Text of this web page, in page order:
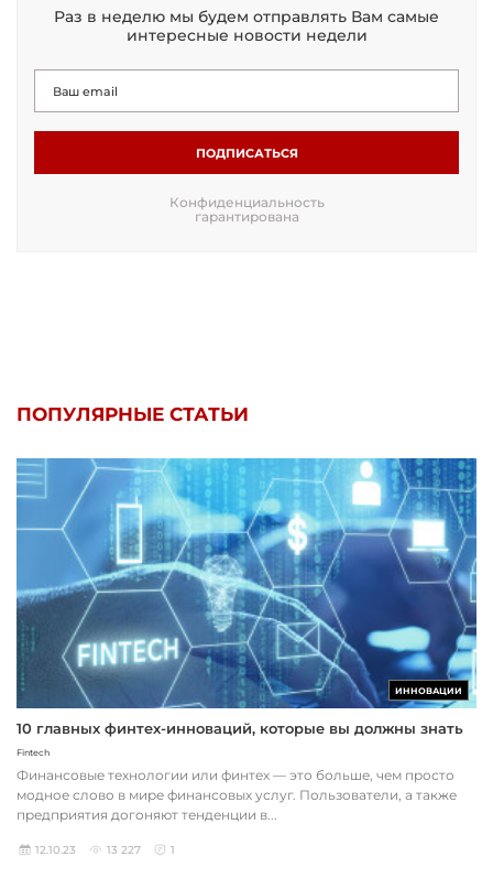
Раз в неделю мы будем отправлять Вам самые
интересные новости недели
ПОДПИСАТЬСЯ
Конфиденциальность
гарантирована
ПОПУЛЯРНЫЕ СТАТЬИ
ИННОВАЦИИ
10 главных финтех-инноваций, которые вы должны знать
Fintech
Финансовые технологии или финтех — это больше, чем просто
модное слово в мире финансовых услуг. Пользователи, а также
предприятия догоняют тенденции в...
12.10.23 13 227 1